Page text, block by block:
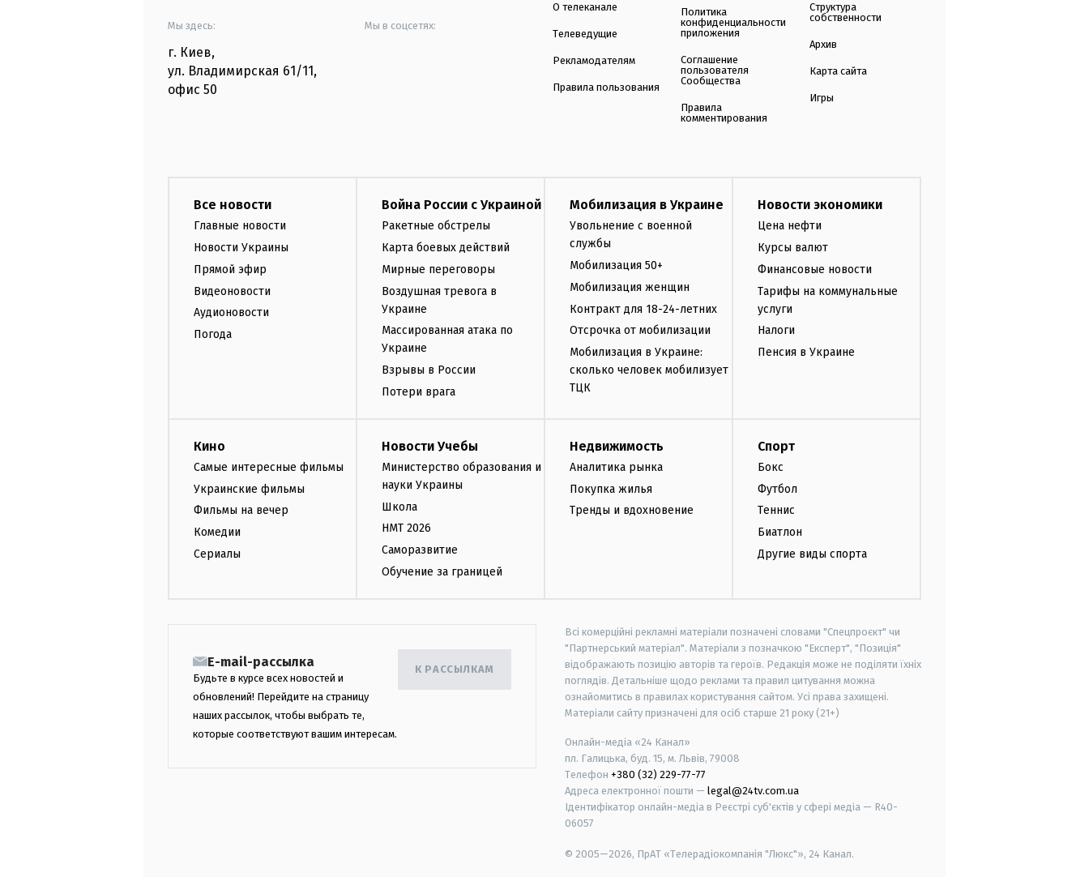
Мы здесь:
г. Киев,
ул. Владимирская 61/11,
офис 50
Мы в соцсетях:
О телеканале
Телеведущие
Рекламодателям
Правила пользования
Политика
конфиденциальности
приложения
Соглашение
пользователя
Сообщества
Правила
комментирования
Структура
собственности
Архив
Карта сайта
Игры
Все новости
Главные новости
Новости Украины
Прямой эфир
Видеоновости
Аудионовости
Погода
Война России с Украиной
Ракетные обстрелы
Карта боевых действий
Мирные переговоры
Воздушная тревога в
Украине
Массированная атака по
Украине
Взрывы в России
Потери врага
Мобилизация в Украине
Увольнение с военной
службы
Мобилизация 50+
Мобилизация женщин
Контракт для 18-24-летних
Отсрочка от мобилизации
Мобилизация в Украине:
сколько человек мобилизует
ТЦК
Новости экономики
Цена нефти
Курсы валют
Финансовые новости
Тарифы на коммунальные
услуги
Налоги
Пенсия в Украине
Кино
Самые интересные фильмы
Украинские фильмы
Фильмы на вечер
Комедии
Сериалы
Новости Учебы
Министерство образования и
науки Украины
Школа
НМТ 2026
Саморазвитие
Обучение за границей
Недвижимость
Аналитика рынка
Покупка жилья
Тренды и вдохновение
Спорт
Бокс
Футбол
Теннис
Биатлон
Другие виды спорта
E-mail-рассылка
Будьте в курсе всех новостей и
обновлений! Перейдите на страницу
наших рассылок, чтобы выбрать те,
которые соответствуют вашим интересам.
К РАССЫЛКАМ
Всі комерційні рекламні матеріали позначені словами "Спецпроєкт" чи
"Партнерський матеріал". Матеріали з позначкою "Експерт", "Позиція"
відображають позицію авторів та героїв. Редакція може не поділяти їхніх
поглядів. Детальніше щодо реклами та правил цитування можна
ознайомитись в правилах користування сайтом. Усі права захищені.
Матеріали сайту призначені для осіб старше 21 року (21+)
Онлайн-медіа «24 Канал»
пл. Галицька, буд. 15, м. Львів, 79008
Телефон +380 (32) 229-77-77
Адреса електронної пошти — legal@24tv.com.ua
Ідентифікатор онлайн-медіа в Реєстрі суб'єктів у сфері медіа — R40-
06057
© 2005—2026, ПрАТ «Телерадіокомпанія "Люкс"», 24 Канал.